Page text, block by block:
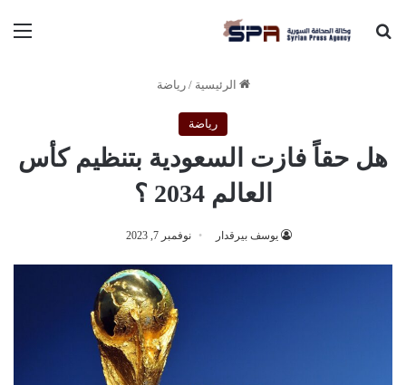
بحث عن
الرئيسية / رياضة
رياضة
هل حقاً فازت السعودية بتنظيم كأس
العالم 2034 ؟
يوسف بيرقدار نوفمبر 7, 2023